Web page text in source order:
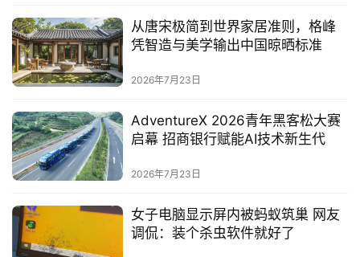
消
费
生
科
技
经
登录 注册
从唐宋极简到世界家居准则，格峰
凭智造与美学输出中国晾晒标准
2026年7月23日
AdventureX 2026青年黑客松大赛
启幕 招商银行赋能AI技术新生代
2026年7月23日
女子电脑显示屏内被蚂蚁筑巢 网友
调侃：装个杀虫软件就好了